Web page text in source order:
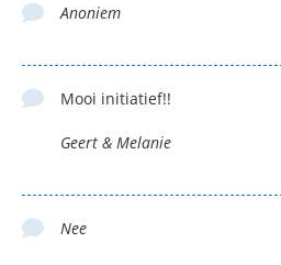
Anoniem
Mooi initiatief!!
Geert & Melanie
Nee